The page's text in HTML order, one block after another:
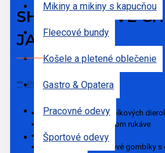
Mikiny a mikiny s kapucňou
Fleecové bundy
Košele a pletené oblečenie
Gastro & Opatera
Pracovné odevy
Športové odevy
SHORT SLEEVE
JACKET
POPIS
Zapínanie na 10 gombíkových
Vrecko na pero na ľavom rukáve
Stojačik
Vysoko kvalitné živicové gombíky